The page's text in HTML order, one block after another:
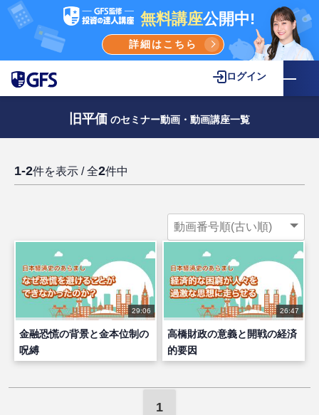
無料講座公開中!
詳細はこちら
ログイン
旧平価 のセミナー動画・動画講座一覧
1-2件を表示 / 全2件中
29:06
金融恐慌の背景と金本位制の
呪縛
26:47
高橋財政の意義と開戦の経済
的要因
1